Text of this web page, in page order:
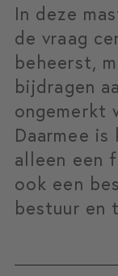
In deze
de vraag
beheerst,
bijdragen
ongemerkt
Daarmee
alleen een
ook een
bestuur en